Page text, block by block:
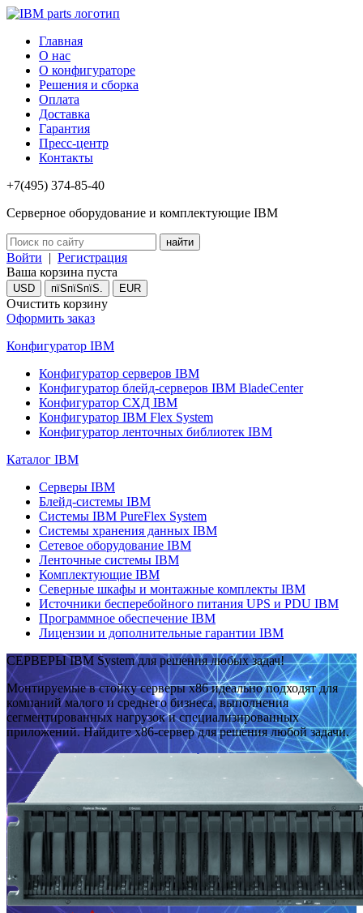
Главная
О нас
О конфигураторе
Решения и сборка
Оплата
Доставка
Гарантия
Пресс-центр
Контакты
+7(495) 374-85-40
Серверное оборудование и комплектующие IBM
Войти | Регистрация
Ваша корзина пуста
USD пїЅпїЅпїЅ. EUR
Очистить корзину
Оформить заказ
Конфигуратор IBM
Конфигуратор серверов IBM
Конфигуратор блейд-серверов IBM BladeCenter
Конфигуратор СХД IBM
Конфигуратор IBM Flex System
Конфигуратор ленточных библиотек IBM
Каталог IBM
Серверы IBM
Блейд-системы IBM
Системы IBM PureFlex System
Системы хранения данных IBM
Сетевое оборудование IBM
Ленточные системы IBM
Комплектующие IBM
Северные шкафы и монтажные комплекты IBM
Источники бесперебойного питания UPS и PDU IBM
Программное обеспечение IBM
Лицензии и дополнительные гарантии IBM
СЕРВЕРЫ IBM System для решения любых задач!
Монтируемые в стойку серверы x86 идеально подходят для
компаний малого и среднего бизнеса, выполнения
сегментированных нагрузок и специализированных
приложений. Найдите x86-сервер для решения любой задачи.